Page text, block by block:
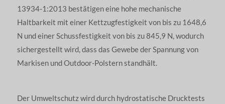
13934-1:2013 bestätigen eine hohe mechanische
Haltbarkeit mit einer Kettzugfestigkeit von bis zu 1648,6
N und einer Schussfestigkeit von bis zu 845,9 N, wodurch
sichergestellt wird, dass das Gewebe der Spannung von
Markisen und Outdoor-Polstern standhält.
Der Umweltschutz wird durch hydrostatische Drucktests